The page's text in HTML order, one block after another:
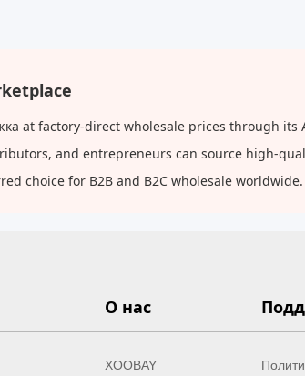
at factory-direct wholesale prices through
and entrepreneurs can source high-
choice for B2B and B2C wholesale worldwide.
О нас
XOOBAY